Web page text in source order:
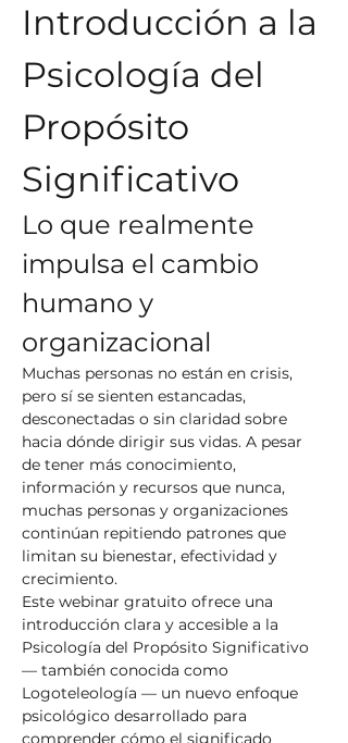
Introducción a la
Psicología del
Propósito
Significativo
Lo que realmente
impulsa el cambio
humano y
organizacional
Muchas personas no están en crisis,
pero sí se sienten estancadas,
desconectadas o sin claridad sobre
hacia dónde dirigir sus vidas. A pesar
de tener más conocimiento,
información y recursos que nunca,
muchas personas y organizaciones
continúan repitiendo patrones que
limitan su bienestar, efectividad y
crecimiento.
Este webinar gratuito ofrece una
introducción clara y accesible a la
Psicología del Propósito Significativo
— también conocida como
Logoteleología — un nuevo enfoque
psicológico desarrollado para
comprender cómo el significado